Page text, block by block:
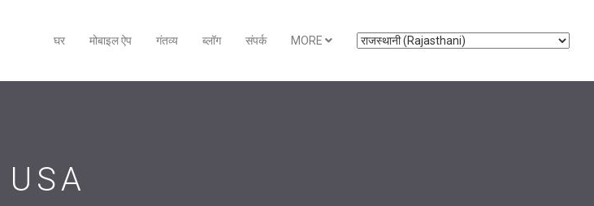
घर मोबाइल ऐप गंतव्य ब्लॉग संपर्क MORE
USA